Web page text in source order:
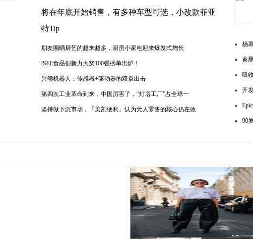
将在年底开始销售，有多种车型可选，小改款菲亚
特Tip
朋友圈晒厨艺的越来越多，厨房小家电迎来爆发式增长
iSEE食品创新力大奖100强榜单出炉！
兴颂机器人：传感器+驱动器的双拳出击
第四次工业革命到来，中国厉害了，“灯塔工厂”占全球一
坚持做下沉市场，「美刻便利」认为无人零售的核心仍在效
杨
黄
吸
开
90